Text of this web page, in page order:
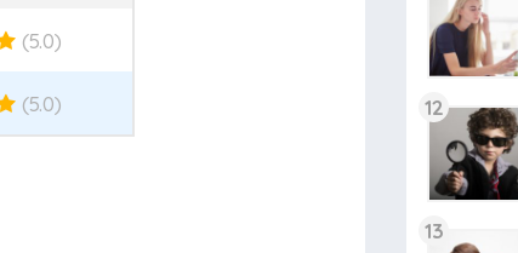
(5.0)
(5.0) 12
13